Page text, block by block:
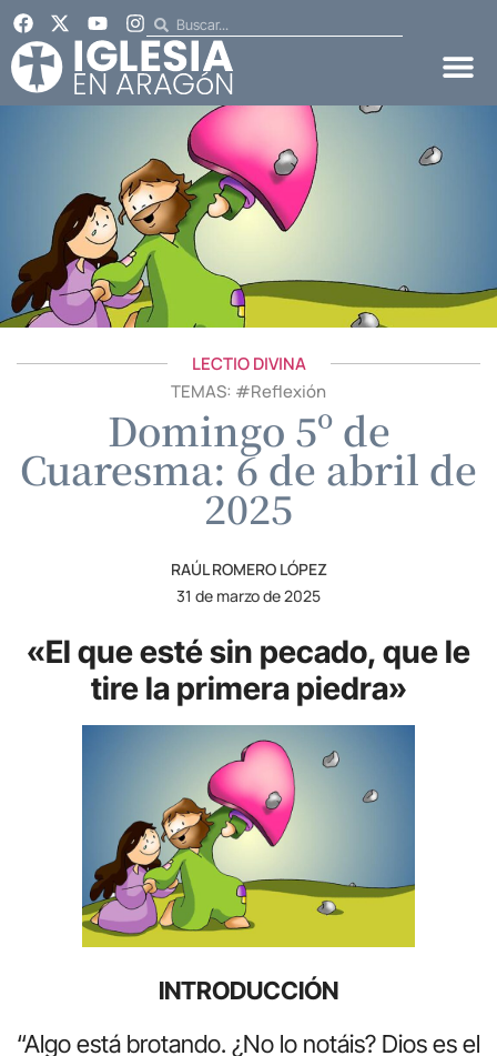
LECTIO DIVINA
TEMAS: #Reflexión
Domingo 5º de
Cuaresma: 6 de abril de
2025
RAÚL ROMERO LÓPEZ
31 de marzo de 2025
«El que esté sin pecado, que le
tire la primera piedra»
INTRODUCCIÓN
“Algo está brotando. ¿No lo notáis? Dios es el